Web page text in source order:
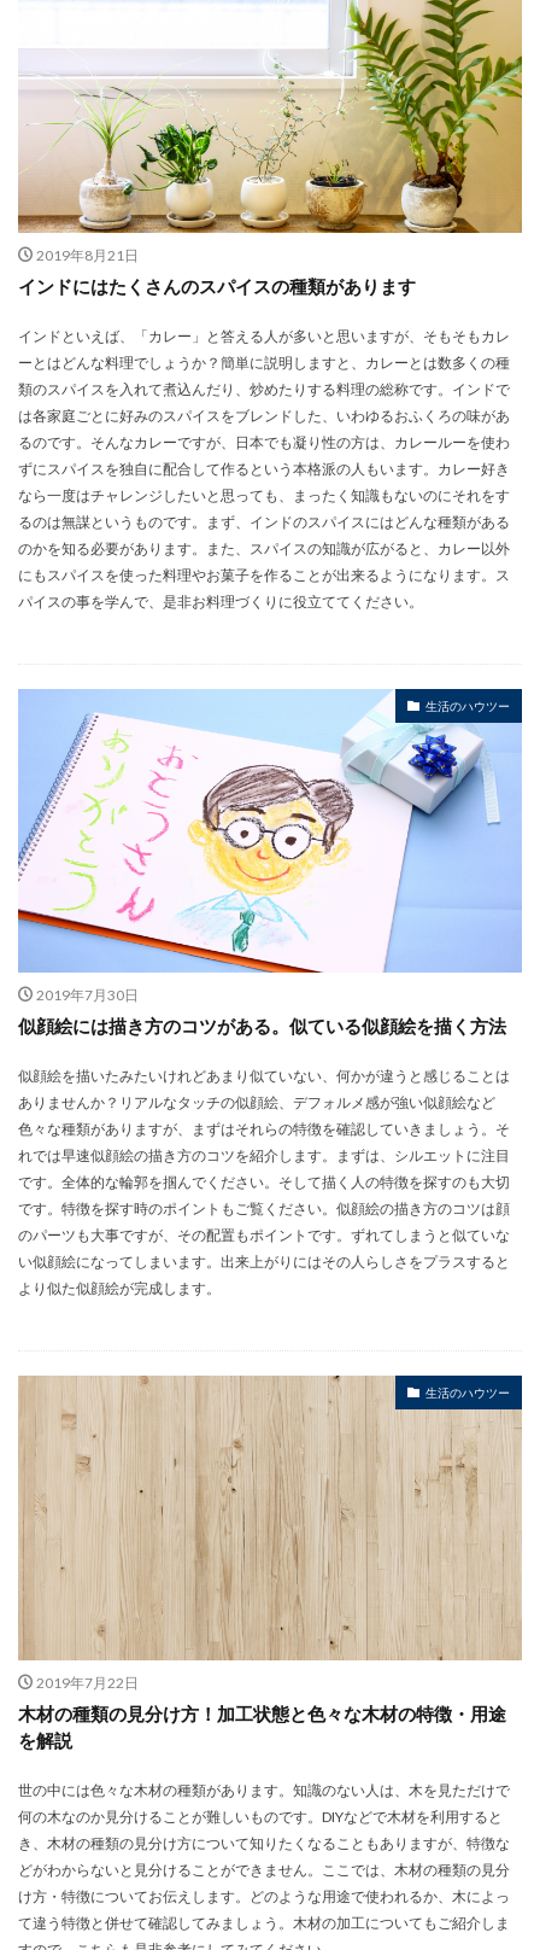
2019年8月21日
インドにはたくさんのスパイスの種類があります
インドといえば、「カレー」と答える人が多いと思いますが、そもそもカレ
ーとはどんな料理でしょうか？簡単に説明しますと、カレーとは数多くの種
類のスパイスを入れて煮込んだり、炒めたりする料理の総称です。インドで
は各家庭ごとに好みのスパイスをブレンドした、いわゆるおふくろの味があ
るのです。そんなカレーですが、日本でも凝り性の方は、カレールーを使わ
ずにスパイスを独自に配合して作るという本格派の人もいます。カレー好き
なら一度はチャレンジしたいと思っても、まったく知識もないのにそれをす
るのは無謀というものです。まず、インドのスパイスにはどんな種類がある
のかを知る必要があります。また、スパイスの知識が広がると、カレー以外
にもスパイスを使った料理やお菓子を作ることが出来るようになります。ス
パイスの事を学んで、是非お料理づくりに役立ててください。
生活のハウツー
2019年7月30日
似顔絵には描き方のコツがある。似ている似顔絵を描く方法
似顔絵を描いたみたいけれどあまり似ていない、何かが違うと感じることは
ありませんか？リアルなタッチの似顔絵、デフォルメ感が強い似顔絵など
色々な種類がありますが、まずはそれらの特徴を確認していきましょう。そ
れでは早速似顔絵の描き方のコツを紹介します。まずは、シルエットに注目
です。全体的な輪郭を掴んでください。そして描く人の特徴を探すのも大切
です。特徴を探す時のポイントもご覧ください。似顔絵の描き方のコツは顔
のパーツも大事ですが、その配置もポイントです。ずれてしまうと似ていな
い似顔絵になってしまいます。出来上がりにはその人らしさをプラスすると
より似た似顔絵が完成します。
生活のハウツー
2019年7月22日
木材の種類の見分け方！加工状態と色々な木材の特徴・用途
を解説
世の中には色々な木材の種類があります。知識のない人は、木を見ただけで
何の木なのか見分けることが難しいものです。DIYなどで木材を利用すると
き、木材の種類の見分け方について知りたくなることもありますが、特徴な
どがわからないと見分けることができません。ここでは、木材の種類の見分
け方・特徴についてお伝えします。どのような用途で使われるか、木によっ
て違う特徴と併せて確認してみましょう。木材の加工についてもご紹介しま